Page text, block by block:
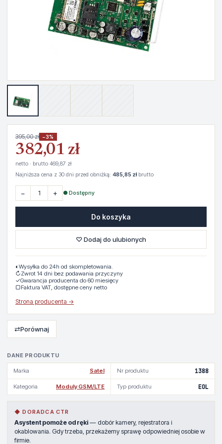
DANE PRODUKTU
Marka Satel Nr produktu 1388
Kategoria Moduly GSM/LTE Typ produktu EOL
◆ DORADCA CTR
Asystent pomoże od ręki — dobór kamery, rejestratora i
okablowania. Gdy trzeba, przekażemy sprawę odpowiedniej osobie w
firmie.
395,00 zł −3%
382,01 zł
netto · brutto 469,87 zł
Najniższa cena z 30 dni przed obniżką: 485,85 złbrutto
− + ● Dostępny
Do koszyka
♡ Dodaj do ulubionych
◐ Wysyłka do 24h od skompletowania.
↻Zwrot 14 dni bez podawania przyczyny
✓Gwarancja producenta do 60 miesięcy
▢Faktura VAT, dostępne ceny netto
Strona producenta →
⇄Porównaj